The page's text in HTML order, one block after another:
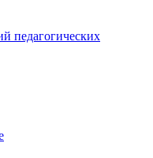
педагогических